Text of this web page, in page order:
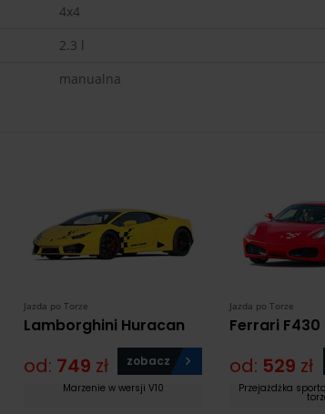
4x4
2.3 l
manualna
Jazda po Torze
Lamborghini Huracan
od: 749 zł zobacz
Marzenie w wersji V10
Jazda po Torze
Ferrari F430
od: 529 zł
Przejażdżka